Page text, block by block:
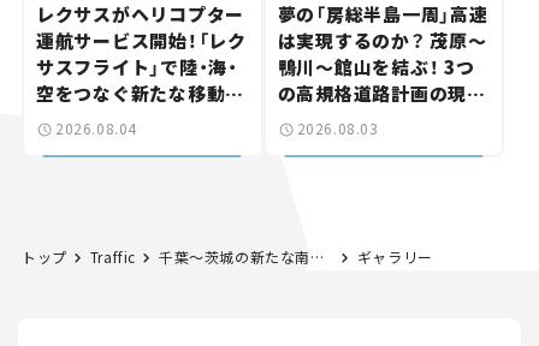
レクサスがヘリコプター
運航サービス開始！「レク
サスフライト」で陸・海・
空をつなぐ新たな移動体
験とは
2026.08.04
夢の「房総半島一周」高速
は実現するのか？ 茂原～
鴨川～館山を結ぶ！ 3つ
の高規格道路計画の現
状。「館山鴨川道路」で検
2026.08.03
トップ Traffic 千葉～茨城の新たな南北軸「千葉茨城道路」とは。将来は霞ヶ浦横断・茨城空港アクセス構想も。どこまで開通した？【いま気になる道路計画】 ギャラリー